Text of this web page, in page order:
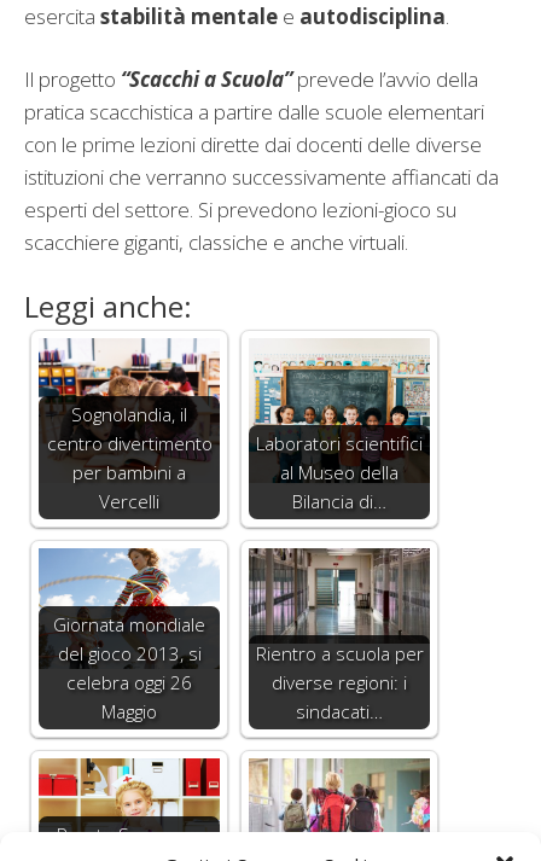
esercita stabilità mentale e autodisciplina
Il progetto “Scacchi a Scuola”prevede l’avvio della
pratica scacchistica a partire dalle scuole elementari
con le prime lezioni dirette dai docenti delle diverse
istituzioni che verranno successivamente affiancati da
esperti del settore. Si prevedono lezioni-gioco su
scacchiere giganti, classiche e anche virtuali.
Leggi anche:
Sognolandia, il
centro divertimento
per bambini a
Vercelli
Laboratori scientifici
al Museo della
Bilancia di…
Giornata mondiale
del gioco 2013, si
celebra oggi 26
Maggio
Rientro a scuola per
diverse regioni: i
sindacati…
Pronto Soccorso,